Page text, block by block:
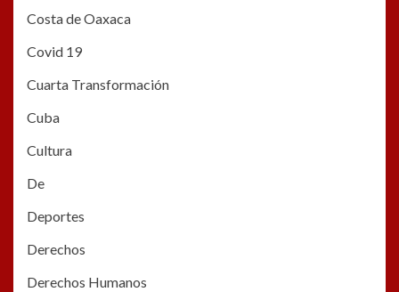
Costa de Oaxaca
Covid 19
Cuarta Transformación
Cuba
Cultura
De
Deportes
Derechos
Derechos Humanos